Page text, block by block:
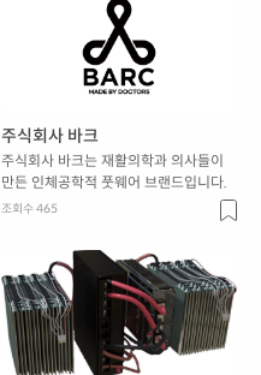
주식회사 바크
주식회사 바크는 재활의학과 의사들이
만든 인체공학적 풋웨어 브랜드입니다.
조회수 465